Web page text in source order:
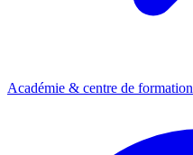
Académie & centre de formation